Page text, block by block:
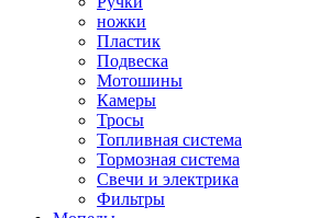
ножки
Пластик
Подвеска
Мотошины
Камеры
Тросы
Топливная система
Тормозная система
Свечи и электрика
Фильтры